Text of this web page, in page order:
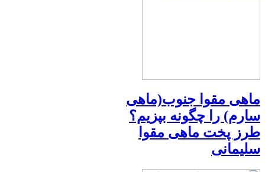
ماهی مقوا جنوب(ماهی
سارم) را چگونه بپزیم؟
طرز پخت ماهی مقوا
سلیمانی